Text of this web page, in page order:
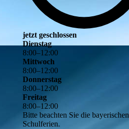
jetzt geschlossen
Dienstag
8:00–12:00
Mittwoch
8:00–12:00
Donnerstag
8:00–12:00
Freitag
8:00–12:00
Bitte beachten Sie die bayerischen
Schulferien.